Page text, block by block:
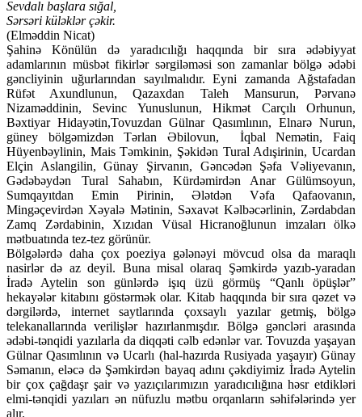
Sevdalı başlara sığal,
Sərsəri küləklər çəkir.
(Elməddin Nicat)
Şahinə Könülün də yaradıcılığı haqqında bir sıra ədəbiyyat
adamlarının müsbət fikirlər sərgiləməsi son zamanlar bölgə ədəbi
gəncliyinin uğurlarından sayılmalıdır. Eyni zamanda Ağstafadan
Rüfət Axundlunun, Qazaxdan Taleh Mansurun, Pərvanə
Nizaməddinin, Sevinc Yunuslunun, Hikmət Carçılı Orhunun,
Bəxtiyar Hidayətin,Tovuzdan Gülnar Qasımlının, Elnarə Nurun,
güney bölgəmizdən Tərlan Əbilovun, İqbal Nemətin, Faiq
Hüyenbəylinin, Mais Təmkinin, Şəkidən Tural Adışirinin, Ucardan
Elçin Aslangilin, Günay Şirvanın, Gəncədən Şəfa Vəliyevanın,
Gədəbəydən Tural Sahabın, Kürdəmirdən Anar Gülümsoyun,
Sumqayıtdan Emin Pirinin, Ələtdən Vəfa Qafaovanın,
Mingəçevirdən Xəyalə Mətinin, Səxavət Kəlbəcərlinin, Zərdabdan
Zamq Zərdabinin, Xızıdan Vüsal Hicranoğlunun imzaları ölkə
mətbuatında tez-tez görünür.
Bölgələrdə daha çox poeziya gələnəyi mövcud olsa da maraqlı
nasirlər də az deyil. Buna misal olaraq Şəmkirdə yazıb-yaradan
İradə Aytelin son günlərdə işıq üzü görmüş “Qanlı öpüşlər”
hekayələr kitabını göstərmək olar. Kitab haqqında bir sıra qəzet və
dərgilərdə, internet saytlarında çoxsaylı yazılar getmiş, bölgə
telekanallarında verilişlər hazırlanmışdır. Bölgə gəncləri arasında
ədəbi-tənqidi yazılarla da diqqəti cəlb edənlər var. Tovuzda yaşayan
Gülnar Qasımlının və Ucarlı (hal-hazırda Rusiyada yaşayır) Günay
Səmanın, eləcə də Şəmkirdən bayaq adını çəkdiyimiz İradə Aytelin
bir çox çağdaşr şair və yazıçılarımızın yaradıcılığına həsr etdikləri
elmi-tənqidi yazıları ən nüfuzlu mətbu orqanların səhifələrində yer
alır.